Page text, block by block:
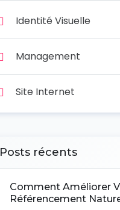
Identité Visuelle
Management
Site Internet
Posts récents
Comment Améliorer
Référencement